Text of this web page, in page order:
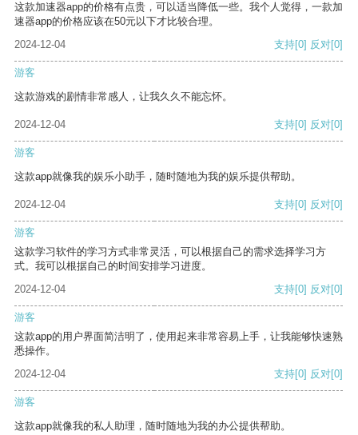
这款加速器app的价格有点贵，可以适当降低一些。我个人觉得，一款加
速器app的价格应该在50元以下才比较合理。
2024-12-04
支持[0] 反对[0]
游客
这款游戏的剧情非常感人，让我久久不能忘怀。
2024-12-04 支持[0] 反对[0]
游客
这款app就像我的娱乐小助手，随时随地为我的娱乐提供帮助。
2024-12-04 支持[0] 反对[0]
游客
这款学习软件的学习方式非常灵活，可以根据自己的需求选择学习方
式。我可以根据自己的时间安排学习进度。
2024-12-04
支持[0] 反对[0]
游客
这款app的用户界面简洁明了，使用起来非常容易上手，让我能够快速熟
悉操作。
2024-12-04
支持[0] 反对[0]
游客
这款app就像我的私人助理，随时随地为我的办公提供帮助。